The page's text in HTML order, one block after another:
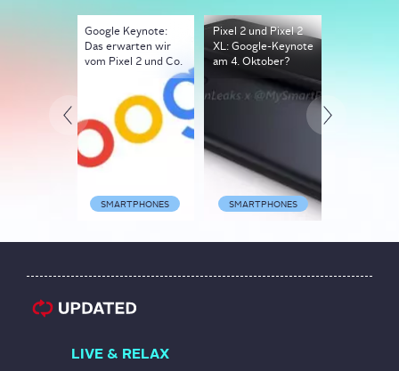
SMARTPHONES
Google Keynote:
Das erwarten wir
vom Pixel 2 und Co.
SMARTPHONES
Pixel 2 und Pixel 2
XL: Google-Keynote
am 4. Oktober?
LIVE & RELAX